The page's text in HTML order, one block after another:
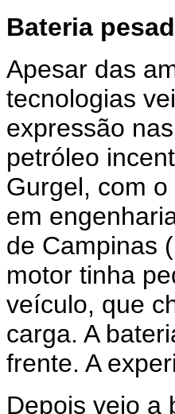
Bateria
Apesar das
tecnologias
expressão
petróleo
Gurgel, com
em
de Campinas
motor tinha
veículo, que
carga. A
frente. A
Depois veio a